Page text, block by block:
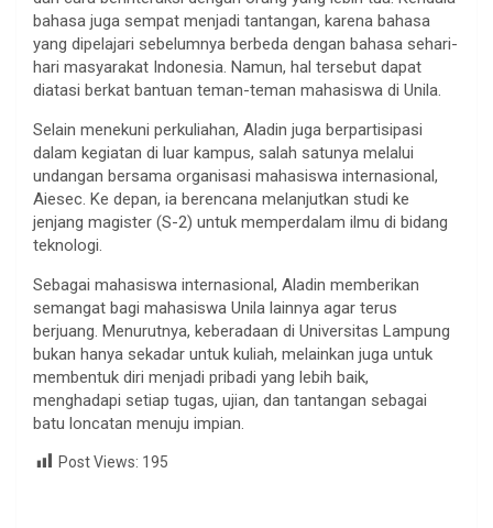
bahasa juga sempat menjadi tantangan, karena bahasa
yang dipelajari sebelumnya berbeda dengan bahasa sehari-
hari masyarakat Indonesia. Namun, hal tersebut dapat
diatasi berkat bantuan teman-teman mahasiswa di Unila.
Selain menekuni perkuliahan, Aladin juga berpartisipasi
dalam kegiatan di luar kampus, salah satunya melalui
undangan bersama organisasi mahasiswa internasional,
Aiesec. Ke depan, ia berencana melanjutkan studi ke
jenjang magister (S-2) untuk memperdalam ilmu di bidang
teknologi.
Sebagai mahasiswa internasional, Aladin memberikan
semangat bagi mahasiswa Unila lainnya agar terus
berjuang. Menurutnya, keberadaan di Universitas Lampung
bukan hanya sekadar untuk kuliah, melainkan juga untuk
membentuk diri menjadi pribadi yang lebih baik,
menghadapi setiap tugas, ujian, dan tantangan sebagai
batu loncatan menuju impian.
Post Views: 195